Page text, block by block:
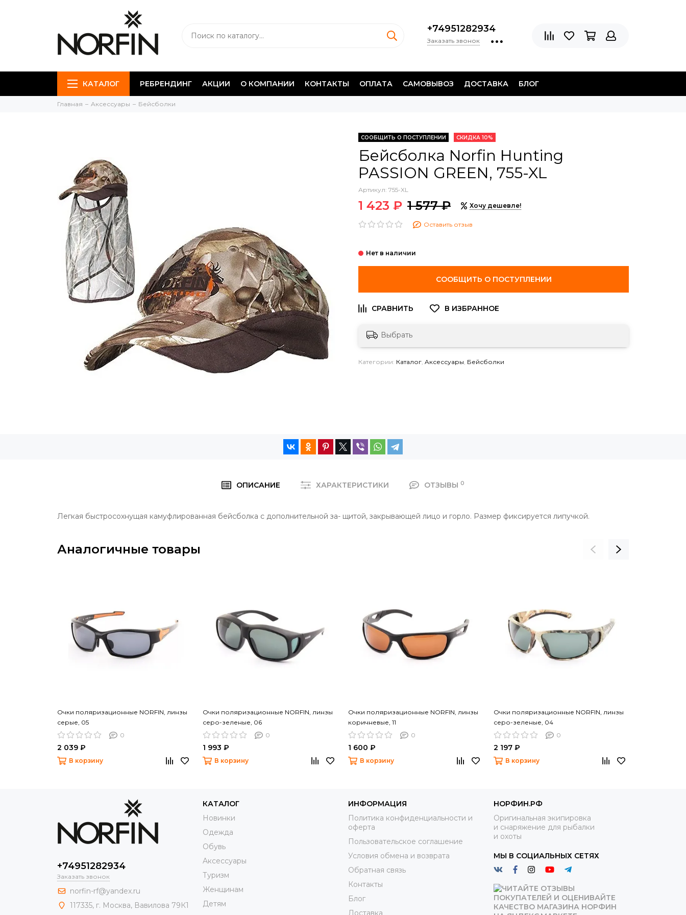
+74951282934
Заказать звонок
КАТАЛОГ РЕБРЕНДИНГ АКЦИИ О КОМПАНИИ КОНТАКТЫ ОПЛАТА САМОВЫВОЗ ДОСТАВКА БЛОГ
Главная Aксессуары Бейсболки
СООБЩИТЬ О ПОСТУПЛЕНИИ СКИДКА 10%
Бейсболка Norfin Hunting
PASSION GREEN, 755-XL
Артикул: 755-XL
1 423 ₽ 1 577 ₽ Хочу дешевле!
Оставить отзыв
СООБЩИТЬ О ПОСТУПЛЕНИИ
Выбрать
Категории: Каталог, Aксессуары, Бейсболки
ОПИСАНИЕ ХАРАКТЕРИСТИКИ ОТЗЫВЫ 0
Легкая быстросохнущая камуфлированная бейсболка с дополнительной за- щитой, закрывающей лицо и горло. Размер фиксируется липучкой.
Аналогичные товары
Очки поляризационные NORFIN, линзы
серые, 05
0
2 039 ₽
В корзину
Очки поляризационные NORFIN, линзы
серо-зеленые, 06
0
1 993 ₽
В корзину
Очки поляризационные NORFIN, линзы
коричневые, 11
0
1 600 ₽
В корзину
Очки поляризационные NORFIN, линзы
серо-зеленые, 04
0
2 197 ₽
В корзину
+74951282934
Заказать звонок
norfin-rf@yandex.ru
117335, г. Москва, Вавилова 79К1
КАТАЛОГ
Новинки
Одежда
Обувь
Aксессуары
Туризм
Женщинам
Детям
ИНФОРМАЦИЯ
Политика конфиденциальности и
оферта
Пользовательское соглашение
Условия обмена и возврата
Обратная связь
Контакты
Блог
Доставка
НОРФИН.РФ
Оригинальная экипировка
и снаряжение для рыбалки
и охоты
МЫ В СОЦИАЛЬНЫХ СЕТЯХ